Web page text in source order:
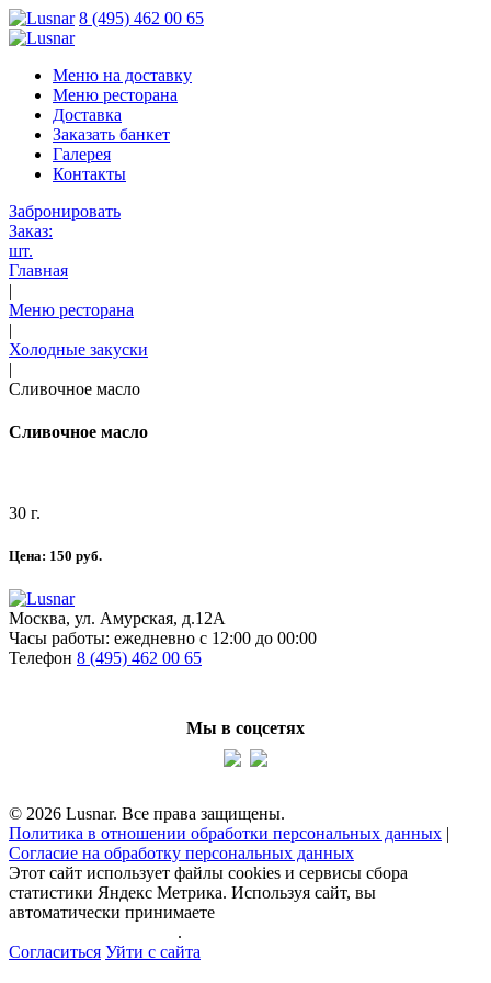
8 (495) 462 00 65
Меню на доставку
Меню ресторана
Доставка
Заказать банкет
Галерея
Контакты
Забронировать
Заказ:
шт.
Главная
|
Меню ресторана
|
Холодные закуски
|
Сливочное масло
Сливочное масло
30 г.
Цена: 150 руб.
Москва, ул. Амурская, д.12А
Часы работы: ежедневно с 12:00 до 00:00
Телефон 8 (495) 462 00 65
Мы в соцсетях
© 2026 Lusnar. Все права защищены.
Политика в отношении обработки персональных данных |
Согласие на обработку персональных данных
Этот сайт использует файлы cookies и сервисы сбора
статистики Яндекс Метрика. Используя сайт, вы
автоматически принимаете
.
Согласиться Уйти с сайта